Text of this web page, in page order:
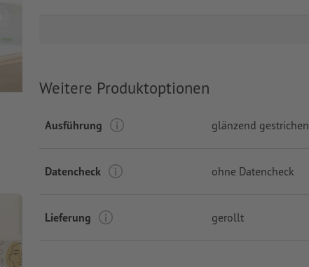
Weitere Produktoptionen
Ausführung glänzend gestrichen
Datencheck ohne Datencheck
Lieferung gerollt